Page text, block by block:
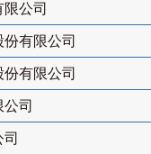
公司
有限公司
有限公司
司